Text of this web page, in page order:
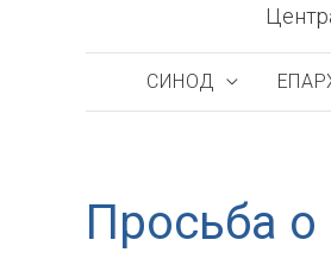
СИНОД
Просьба